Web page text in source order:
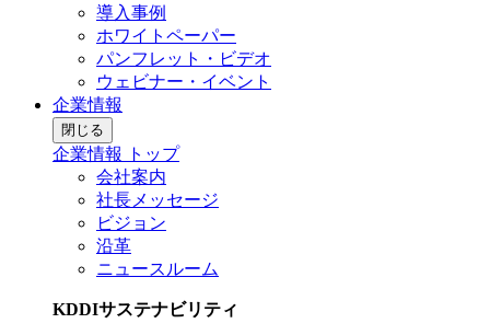
導入事例
ホワイトペーパー
パンフレット・ビデオ
ウェビナー・イベント
企業情報
閉じる
企業情報 トップ
会社案内
社長メッセージ
ビジョン
沿革
ニュースルーム
KDDIサステナビリティ